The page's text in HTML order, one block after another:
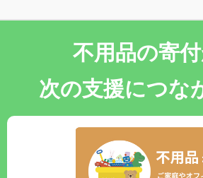
不用品の寄付
次の支援につな